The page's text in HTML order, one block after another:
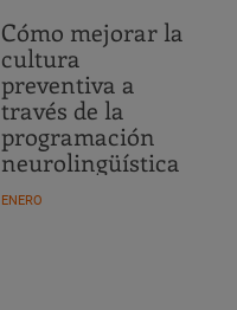
Cómo mejorar la
cultura
preventiva a
través de la
programación
neurolingüística
ENERO